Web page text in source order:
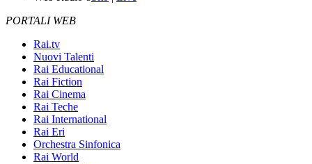
PORTALI WEB
Rai.tv
Nuovi Talenti
Rai Educational
Rai Fiction
Rai Cinema
Rai Teche
Rai International
Rai Eri
Orchestra Sinfonica
Rai World